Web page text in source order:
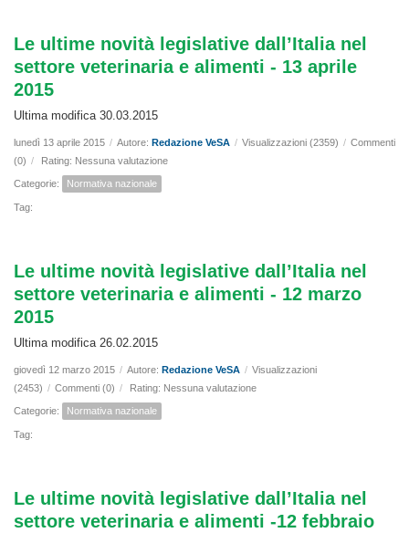
Le ultime novità legislative dall’Italia nel
settore veterinaria e alimenti - 13 aprile
2015
Ultima modifica 30.03.2015
lunedì 13 aprile 2015 / Autore: Redazione VeSA / Visualizzazioni (2359) / Commenti
(0) / Rating: Nessuna valutazione
Categorie: Normativa nazionale
Tag:
Le ultime novità legislative dall’Italia nel
settore veterinaria e alimenti - 12 marzo
2015
Ultima modifica 26.02.2015
giovedì 12 marzo 2015 / Autore: Redazione VeSA / Visualizzazioni
(2453) / Commenti (0) / Rating: Nessuna valutazione
Categorie: Normativa nazionale
Tag:
Le ultime novità legislative dall’Italia nel
settore veterinaria e alimenti -12 febbraio